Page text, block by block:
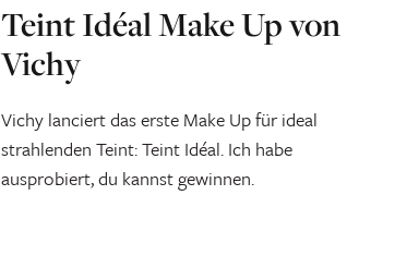
Teint Idéal Make Up von
Vichy
Vichy lanciert das erste Make Up für ideal
strahlenden Teint: Teint Idéal. Ich habe
ausprobiert, du kannst gewinnen.